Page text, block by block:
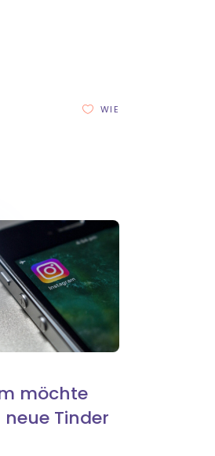
WIE
möchte
neue Tinder